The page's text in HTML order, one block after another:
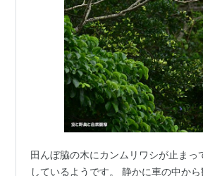
田んぼ脇の木にカンムリワシが止まっ
しているようです。 静かに車の中から